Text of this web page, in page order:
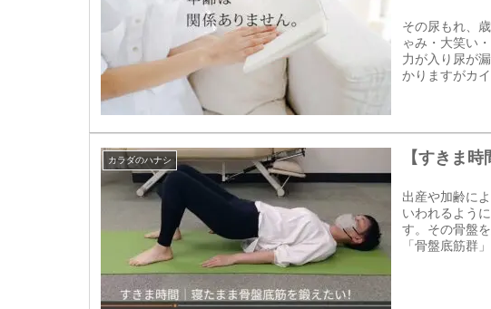
その尿もれ、
ゃみ・大笑い
力が入り尿が
かりますがカ
カラダのハナシ 【すきま
出産や加齢に
いわれるよう
す。その骨盤
「骨盤底筋群